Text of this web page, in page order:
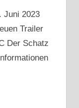
Juni 2023
Trailer
Der Schatz